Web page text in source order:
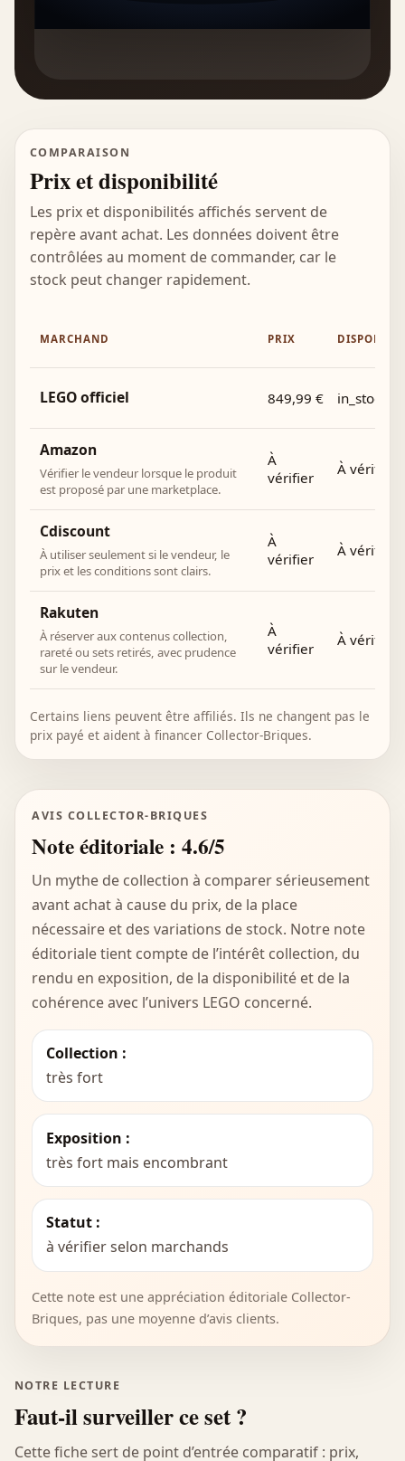
COMPARAISON
Prix et disponibilité
Les prix et disponibilités affichés servent de
repère avant achat. Les données doivent être
contrôlées au moment de commander, car le
stock peut changer rapidement.
MARCHAND PRIX
LEGO officiel 849,99 € in_stock
Amazon
Vérifier le vendeur lorsque le produit
est proposé par une marketplace.
À
vérifier
À vérifier
Cdiscount
À utiliser seulement si le vendeur, le
prix et les conditions sont clairs.
À
vérifier
À vérifier
Rakuten
À réserver aux contenus collection,
rareté ou sets retirés, avec prudence
sur le vendeur.
À
vérifier
À vérifier
Certains liens peuvent être affiliés. Ils ne changent pas le
prix payé et aident à financer Collector-Briques.
AVIS COLLECTOR-BRIQUES
Note éditoriale : 4.6/5
Un mythe de collection à comparer sérieusement
avant achat à cause du prix, de la place
nécessaire et des variations de stock. Notre note
éditoriale tient compte de l’intérêt collection, du
rendu en exposition, de la disponibilité et de la
cohérence avec l’univers LEGO concerné.
Collection :
très fort
Exposition :
très fort mais encombrant
Statut :
à vérifier selon marchands
Cette note est une appréciation éditoriale Collector-
Briques, pas une moyenne d’avis clients.
NOTRE LECTURE
Faut-il surveiller ce set ?
Cette fiche sert de point d’entrée comparatif : prix,